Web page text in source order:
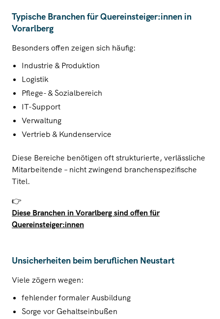
Typische Branchen fürQuereinsteiger:innen in
Vorarlberg
Besonders offen zeigen sich häufig:
Industrie & Produktion
Logistik
Pflege- & Sozialbereich
IT-Support
Verwaltung
Vertrieb & Kundenservice
Diese Bereiche benötigen oft strukturierte, verlässliche
Mitarbeitende – nicht zwingend branchenspezifische
Titel.
👉
Diese Branchen in Vorarlberg sind offen für
Quereinsteiger:innen
Unsicherheiten beim beruflichen Neustart
Viele zögern wegen:
fehlender formaler Ausbildung
Sorge vor Gehaltseinbußen